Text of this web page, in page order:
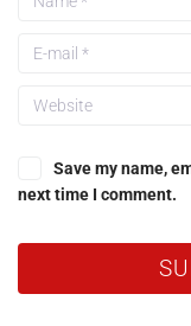
Save my name,
next time I comment.